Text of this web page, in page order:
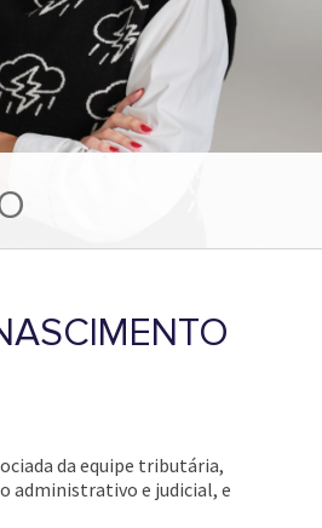
da equipe tributária,
administrativo e judicial, e